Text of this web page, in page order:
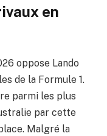
en
oppose Lando
de la Formule 1.
parmi les plus
par cette
Malgré la